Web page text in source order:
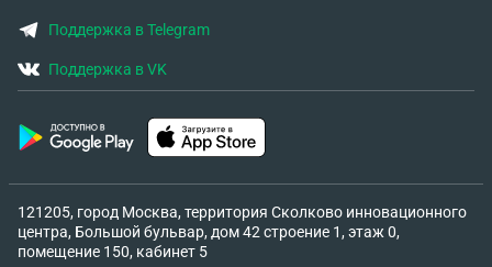
Поддержка в Telegram
Поддержка в VK
121205, город Москва, территория Сколково инновационного
центра, Большой бульвар, дом 42 строение 1, этаж 0,
помещение 150, кабинет 5